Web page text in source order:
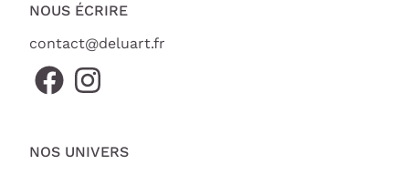
NOUS ÉCRIRE
contact@deluart.fr
NOS UNIVERS